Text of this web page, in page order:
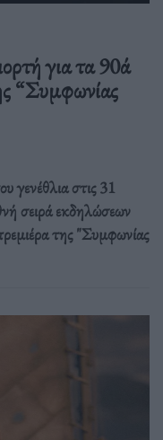
για τα 90ά
“Συμφωνίας
γενέθλια στις 31
σειρά εκδηλώσεων
της "Συμφωνίας